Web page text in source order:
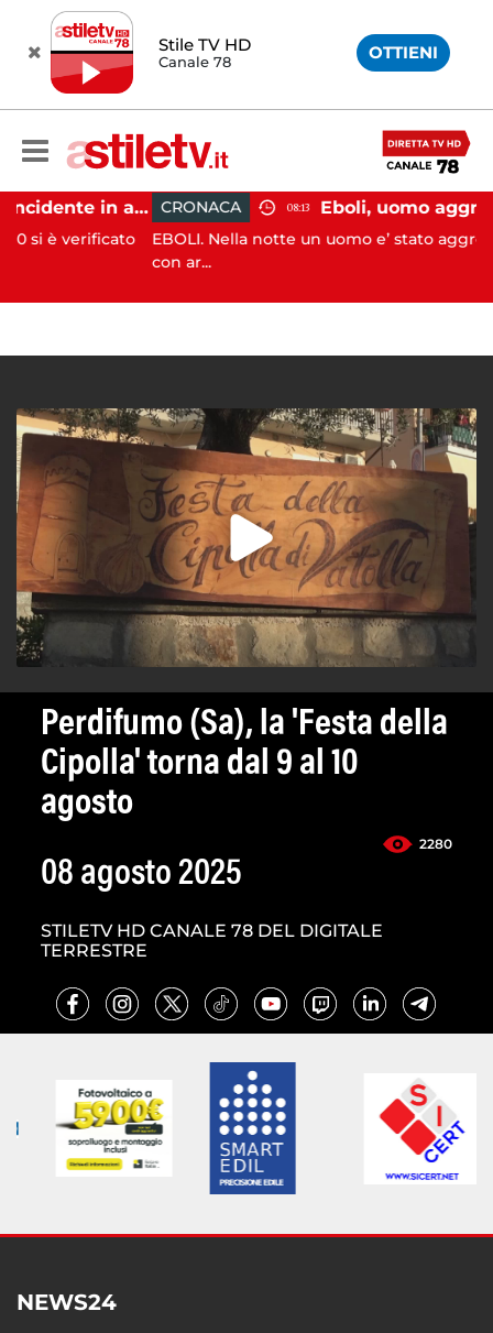
Stile TV HD
Canale 78 OTTIENI
Pontecagnano, incidente in autostrada: 5 giovani feriti CRONACA 08:13
EBOLI. Nella notte un uomo e’ stato aggredito e
Perdifumo (Sa), la 'Festa della
Cipolla' torna dal 9 al 10
agosto
2280
08 agosto 2025
STILETV HD CANALE 78 DEL DIGITALE
TERRESTRE
NEWS24